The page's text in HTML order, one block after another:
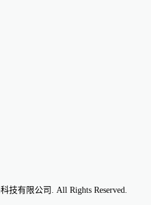
技有限公司. All Rights Reserved.